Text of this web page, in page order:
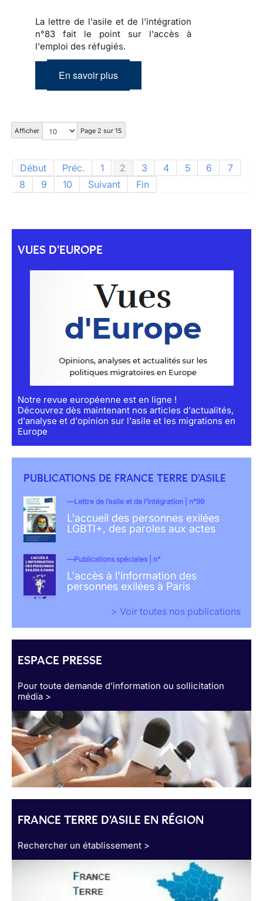
La lettre de l'asile et de l'intégration
n°83 fait le point sur l'accès à
l'emploi des réfugiés.
En savoir plus
Afficher Page 2 sur 15
Début Préc. 1 2 3 4 5 6
7
8
9 10 Suivant Fin
VUES D'EUROPE
Notre revue européenne est en ligne !
Découvrez dès maintenant nos articles d'actualités,
d'analyse et d'opinion sur l'asile et les migrations en
Europe
PUBLICATIONS DE FRANCE TERRE D'ASILE
Lettre de l’asile et de l’intégration | n°99
L'accueil des personnes exilées
LGBTI+, des paroles aux actes
Publications spéciales | n°
L'accès à l'information des
personnes exilées à Paris
> Voir toutes nos publications
ESPACE PRESSE
Pour toute demande d’information ou sollicitation
média >
FRANCE TERRE D'ASILE EN RÉGION
Rechercher un établissement >